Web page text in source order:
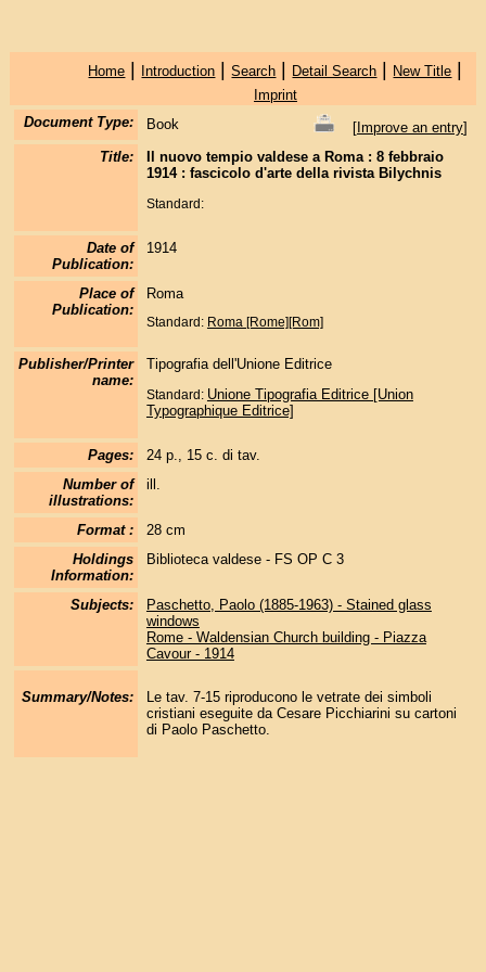
Home | Introduction |Search | Detail Search | New Title |
Imprint
Document Type:
Book [Improve an entry]
Title:
Il nuovo tempio valdese a Roma : 8 febbraio
1914 : fascicolo d'arte della rivista Bilychnis
Standard:
Date of
Publication:
1914
Place of
Publication:
Roma
Standard: Roma [Rome][Rom]
Publisher/Printer
name:
Tipografia dell'Unione Editrice
Standard: Unione Tipografia Editrice [Union
Typographique Editrice]
Pages:
24 p., 15 c. di tav.
Number of
illustrations:
ill.
Format :
28 cm
Holdings
Information:
Biblioteca valdese - FS OP C 3
Subjects:
Paschetto, Paolo (1885-1963) - Stained glass
windows
Rome - Waldensian Church building - Piazza
Cavour - 1914
Summary/Notes:
Le tav. 7-15 riproducono le vetrate dei simboli
cristiani eseguite da Cesare Picchiarini su cartoni
di Paolo Paschetto.